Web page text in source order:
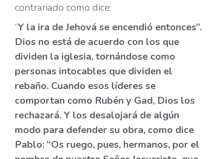
contrariado como dice:
“Y la ira de Jehová se encendió entonces”.
Dios no está de acuerdo con los que
dividen la iglesia, tornándose como
personas intocables que dividen el
rebaño. Cuando esos líderes se
comportan como Rubén y Gad, Dios los
rechazará. Y los desalojará de algún
modo para defender su obra, como dice
Pablo: “Os ruego, pues, hermanos, por el